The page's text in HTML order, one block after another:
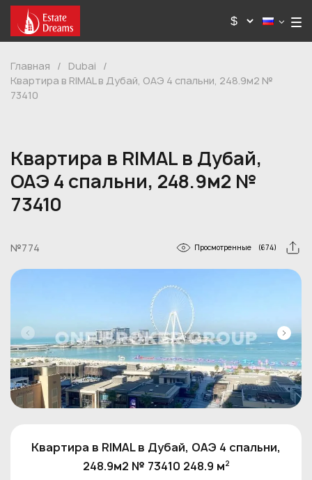
Главная / Dubai
/
Квартира в RIMAL в Дубай, ОАЭ 4 спальни, 248.9м2 №
73410
Квартира в RIMAL в Дубай,
ОАЭ 4 спальни, 248.9м2 №
73410
№774 Просмотренные (674)
Квартира в RIMAL в Дубай, ОАЭ 4 спальни,
248.9м2 № 73410 248.9 м2